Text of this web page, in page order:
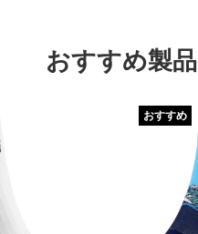
おすすめ製品
おすすめ